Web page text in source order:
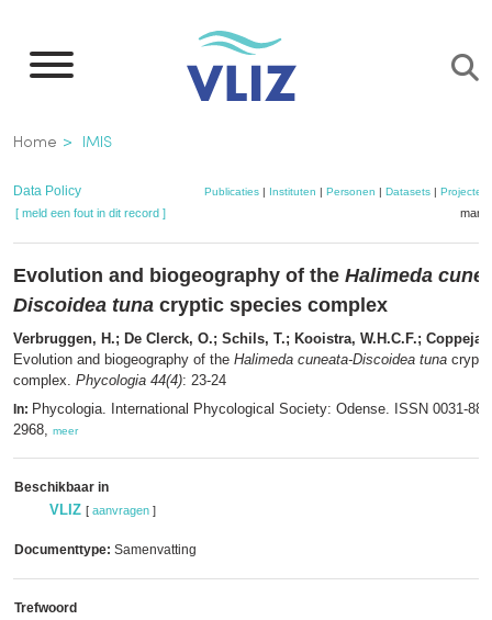
naar
inhoud
gaan
Kruimelpad
Home IMIS
Data Policy Publicaties| Instituten | Personen | Datasets| Projecten
[ meld een fout in dit record ]
Evolution and biogeography of the Halimeda
Discoidea tuna cryptic species complex
Verbruggen, H.; De Clerck, O.; Schils, T.; Kooistra, W.H.C.F.;
Evolution and biogeography of the Halimeda cuneata-Discoidea tuna
complex. Phycologia 44(4): 23-24
In: Phycologia. International Phycological Society: Odense. ISSN 0031-
2968, meer
Beschikbaar in
VLIZ [ aanvragen ]
Documenttype: Samenvatting
Trefwoord